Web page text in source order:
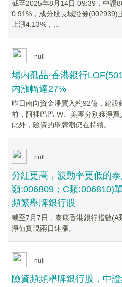
截至2025年8月14日 09:39，中證
0.91%，成分股長城證券(002939)
上漲4.13%，...
null
場内孤品·香港銀行
内漲幅達27%
昨日南向資金淨買入約92億，建
前，阿裡巴巴-W、美團分別獲淨買
此外，險資的舉牌潮仍在持續。
null
分紅更高，波動率更低的
類:006809；C類:006810)
頻繁舉牌銀行股
截至7月7日，泰康香港銀行指數
淨值實現兩日連漲。
null
險資頻頻舉牌銀行股，中